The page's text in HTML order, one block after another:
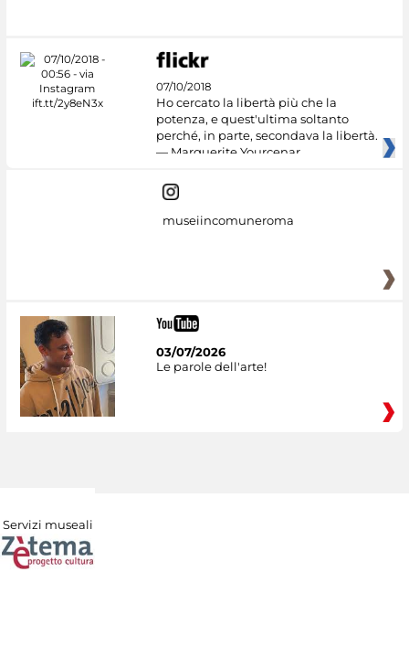
07/10/2018
Ho cercato la libertà più che la
potenza, e quest'ultima soltanto
perché, in parte, secondava la libertà.
— Marguerite Yourcenar
museiincomuneroma
03/07/2026
Le parole dell'arte!
Servizi museali